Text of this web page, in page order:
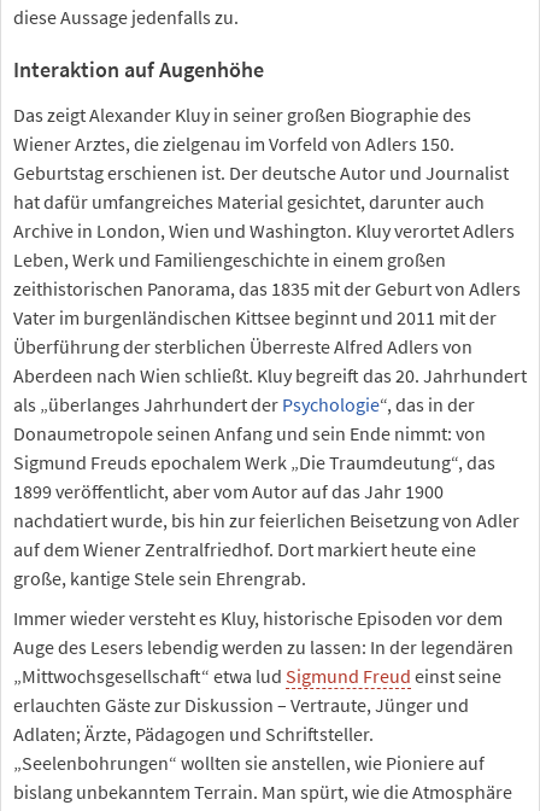
diese Aussage jedenfalls zu.
Interaktion auf Augenhöhe
Das zeigt Alexander Kluy in seiner großen Biographie des
Wiener Arztes, die zielgenau im Vorfeld von Adlers 150.
Geburtstag erschienen ist. Der deutsche Autor und Journalist
hat dafür umfangreiches Material gesichtet, darunter auch
Archive in London, Wien und Washington. Kluy verortet Adlers
Leben, Werk und Familiengeschichte in einem großen
zeithistorischen Panorama, das 1835 mit der Geburt von Adlers
Vater im burgenländischen Kittsee beginnt und 2011 mit der
Überführung der sterblichen Überreste Alfred Adlers von
Aberdeen nach Wien schließt. Kluy begreift das 20. Jahrhundert
als „überlanges Jahrhundert der Psychologie“, das in der
Donaumetropole seinen Anfang und sein Ende nimmt: von
Sigmund Freuds epochalem Werk „Die Traumdeutung“, das
1899 veröffentlicht, aber vom Autor auf das Jahr 1900
nachdatiert wurde, bis hin zur feierlichen Beisetzung von Adler
auf dem Wiener Zentralfriedhof. Dort markiert heute eine
große, kantige Stele sein Ehrengrab.
Immer wieder versteht es Kluy, historische Episoden vor dem
Auge des Lesers lebendig werden zu lassen: In der legendären
„Mittwochsgesellschaft“ etwa lud Sigmund Freud einst seine
erlauchten Gäste zur Diskussion – Vertraute, Jünger und
Adlaten; Ärzte, Pädagogen und Schriftsteller.
„Seelenbohrungen“ wollten sie anstellen, wie Pioniere auf
bislang unbekanntem Terrain. Man spürt, wie die Atmosphäre